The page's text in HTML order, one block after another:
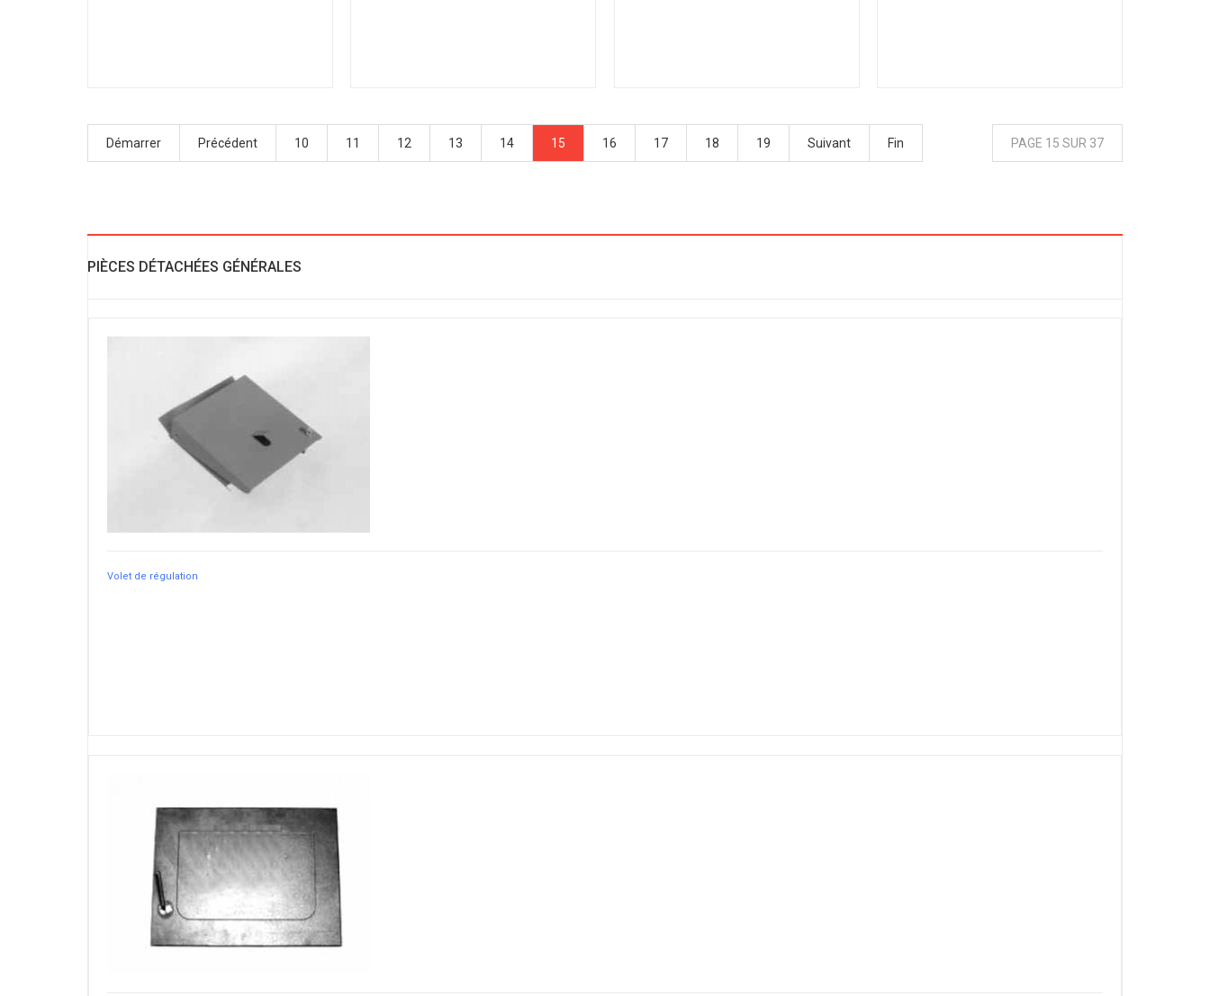
Démarrer Précédent 10 11 12 13 14 15 16 17 18 19 Suivant Fin PAGE 15 SUR 37
PIÈCES DÉTACHÉES GÉNÉRALES
Volet de régulation